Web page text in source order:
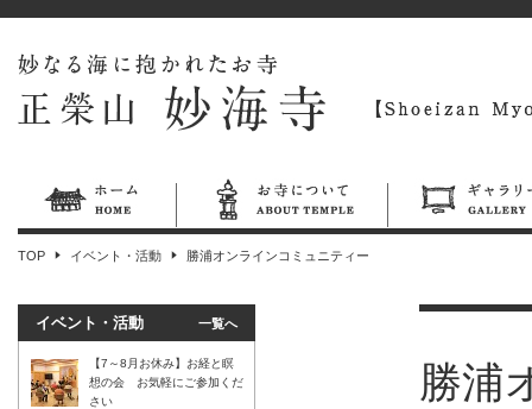
TOP イベント・活動 勝浦オンラインコミュニティー
勝浦
イベント・活動 一覧へ
【7～8月お休み】お経と瞑
想の会 お気軽にご参加くだ
さい